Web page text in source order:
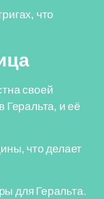
что
своей
Геральта, и её
что делает
для Геральта.